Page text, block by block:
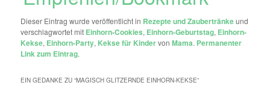
Dieser Eintrag wurde veröffentlicht in Rezepte und Zaubertränkeund
verschlagwortet mit Einhorn-Cookies, Einhorn-Geburtstag, Einhorn-
Kekse, Einhorn-Party, Kekse für KindervonMama. Permanenter
Link zum Eintrag.
EIN GEDANKE ZU “MAGISCH GLITZERNDE EINHORN-KEKSE”